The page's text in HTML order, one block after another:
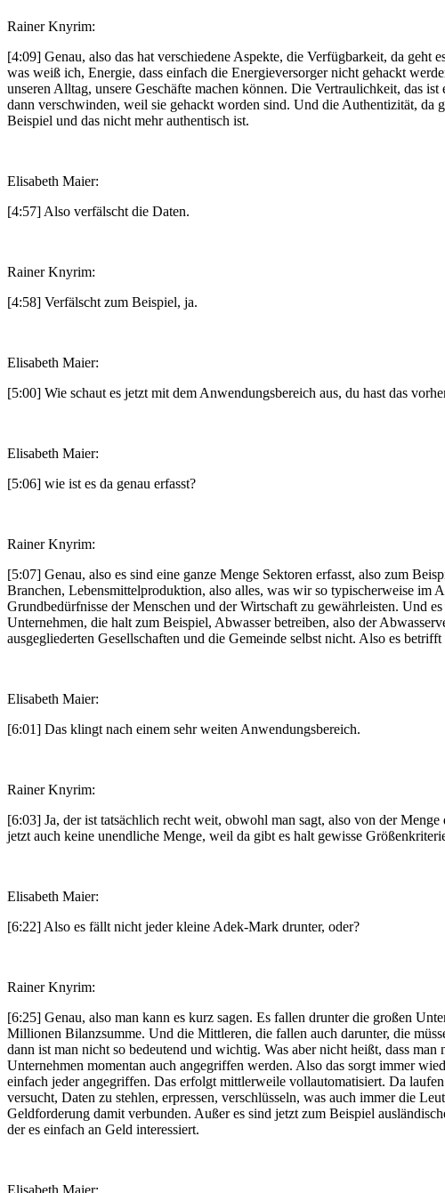
Rainer Knyrim:
[4:09] Genau, also das hat verschiedene Aspekte, die Verfügbarkeit, da
was weiß ich, Energie, dass einfach die Energieversorger nicht gehackt
unseren Alltag, unsere Geschäfte machen können. Die Vertraulichkeit, das
dann verschwinden, weil sie gehackt worden sind. Und die Authentizität, da
Beispiel und das nicht mehr authentisch ist.
Elisabeth Maier:
[4:57] Also verfälscht die Daten.
Rainer Knyrim:
[4:58] Verfälscht zum Beispiel, ja.
Elisabeth Maier:
[5:00] Wie schaut es jetzt mit dem Anwendungsbereich aus, du hast das
Elisabeth Maier:
[5:06] wie ist es da genau erfasst?
Rainer Knyrim:
[5:07] Genau, also es sind eine ganze Menge Sektoren erfasst, also zum
Branchen, Lebensmittelproduktion, also alles, was wir so typischerweise im
Grundbedürfnisse der Menschen und der Wirtschaft zu gewährleisten. Und
Unternehmen, die halt zum Beispiel, Abwasser betreiben, also der
ausgegliederten Gesellschaften und die Gemeinde selbst nicht. Also es
Elisabeth Maier:
[6:01] Das klingt nach einem sehr weiten Anwendungsbereich.
Rainer Knyrim:
[6:03] Ja, der ist tatsächlich recht weit, obwohl man sagt, also von der
jetzt auch keine unendliche Menge, weil da gibt es halt gewisse
Elisabeth Maier:
[6:22] Also es fällt nicht jeder kleine Adek-Mark drunter, oder?
Rainer Knyrim:
[6:25] Genau, also man kann es kurz sagen. Es fallen drunter die großen
Millionen Bilanzsumme. Und die Mittleren, die fallen auch darunter, die
dann ist man nicht so bedeutend und wichtig. Was aber nicht heißt, dass
Unternehmen momentan auch angegriffen werden. Also das sorgt immer
einfach jeder angegriffen. Das erfolgt mittlerweile vollautomatisiert. Da
versucht, Daten zu stehlen, erpressen, verschlüsseln, was auch immer die
Geldforderung damit verbunden. Außer es sind jetzt zum Beispiel
der es einfach an Geld interessiert.